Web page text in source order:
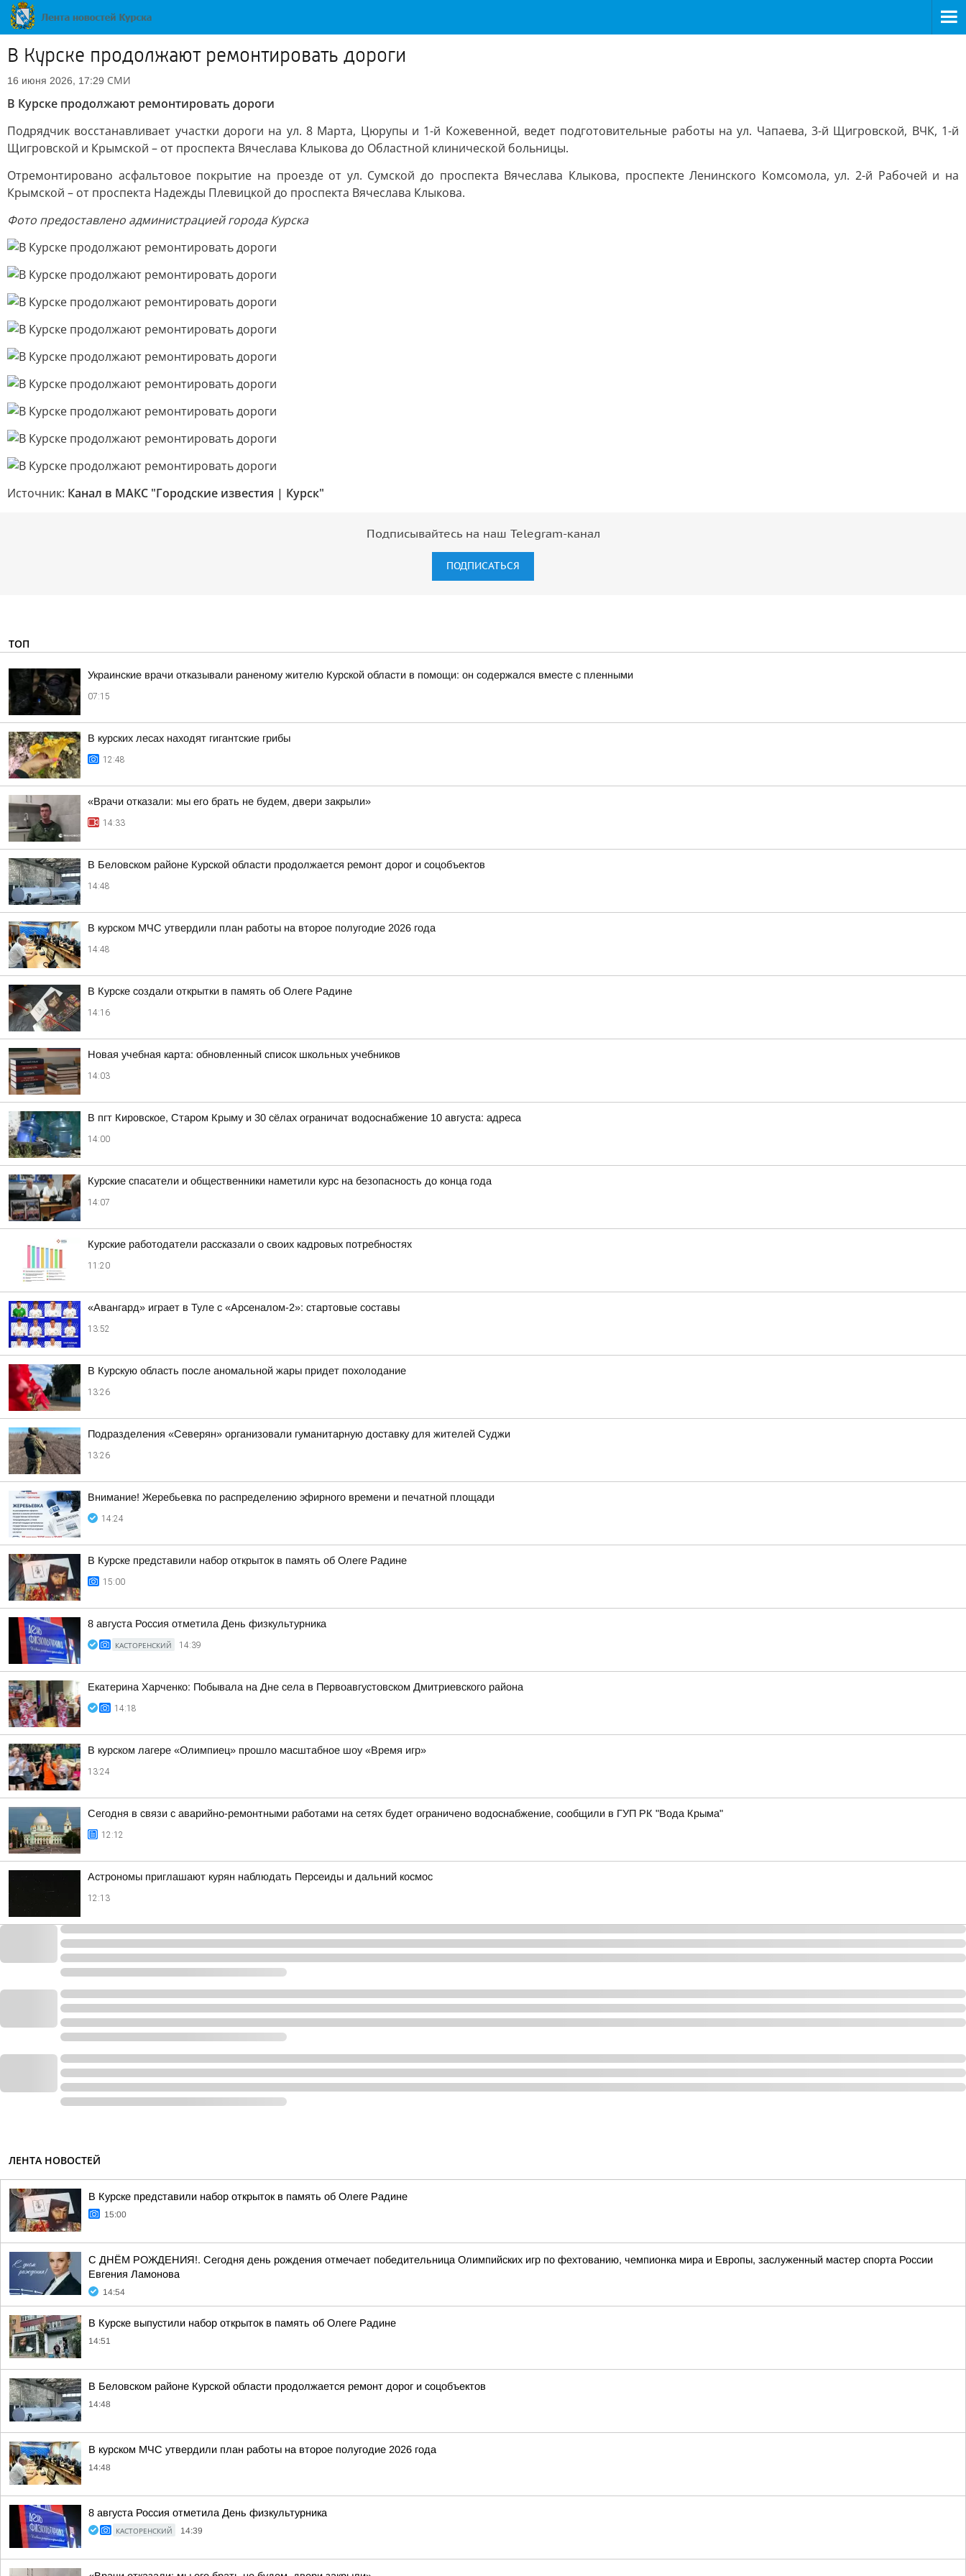
В Курске продолжают ремонтировать дороги
16 июня 2026, 17:29 СМИ
В Курске продолжают ремонтировать дороги
Подрядчик восстанавливает участки дороги на ул. 8 Марта, Цюрупы и 1-й Кожевенной, ведет подготовительные работы на ул. Чапаева, 3-й Щигровской, ВЧК, 1-й
Щигровской и Крымской – от проспекта Вячеслава Клыкова до Областной клинической больницы.
Отремонтировано асфальтовое покрытие на проезде от ул. Сумской до проспекта Вячеслава Клыкова, проспекте Ленинского Комсомола, ул. 2-й Рабочей и на
Крымской – от проспекта Надежды Плевицкой до проспекта Вячеслава Клыкова.
Фото предоставлено администрацией города Курска
Источник: Канал в МАКС "Городские известия | Курск"
Подписывайтесь на наш Telegram-канал
ПОДПИСАТЬСЯ
ТОП
Украинские врачи отказывали раненому жителю Курской области в помощи: он содержался вместе с пленными
07:15
В курских лесах находят гигантские грибы
12:48
«Врачи отказали: мы его брать не будем, двери закрыли»
14:33
В Беловском районе Курской области продолжается ремонт дорог и соцобъектов
14:48
В курском МЧС утвердили план работы на второе полугодие 2026 года
14:48
В Курске создали открытки в память об Олеге Радине
14:16
Новая учебная карта: обновленный список школьных учебников
14:03
В пгт Кировское, Старом Крыму и 30 сёлах ограничат водоснабжение 10 августа: адреса
14:00
Курские спасатели и общественники наметили курс на безопасность до конца года
14:07
Курские работодатели рассказали о своих кадровых потребностях
11:20
«Авангард» играет в Туле с «Арсеналом-2»: стартовые составы
13:52
В Курскую область после аномальной жары придет похолодание
13:26
Подразделения «Северян» организовали гуманитарную доставку для жителей Суджи
13:26
Внимание! Жеребьевка по распределению эфирного времени и печатной площади
14:24
В Курске представили набор открыток в память об Олеге Радине
15:00
8 августа Россия отметила День физкультурника
КАСТОРЕНСКИЙ 14:39
Екатерина Харченко: Побывала на Дне села в Первоавгустовском Дмитриевского района
14:18
В курском лагере «Олимпиец» прошло масштабное шоу «Время игр»
13:24
Сегодня в связи с аварийно-ремонтными работами на сетях будет ограничено водоснабжение, сообщили в ГУП РК "Вода Крыма"
12:12
Астрономы приглашают курян наблюдать Персеиды и дальний космос
12:13
ЛЕНТА НОВОСТЕЙ
В Курске представили набор открыток в память об Олеге Радине
15:00
С ДНЁМ РОЖДЕНИЯ!. Сегодня день рождения отмечает победительница Олимпийских игр по фехтованию, чемпионка мира и Европы, заслуженный мастер спорта России
Евгения Ламонова
14:54
В Курске выпустили набор открыток в память об Олеге Радине
14:51
В Беловском районе Курской области продолжается ремонт дорог и соцобъектов
14:48
В курском МЧС утвердили план работы на второе полугодие 2026 года
14:48
8 августа Россия отметила День физкультурника
КАСТОРЕНСКИЙ 14:39